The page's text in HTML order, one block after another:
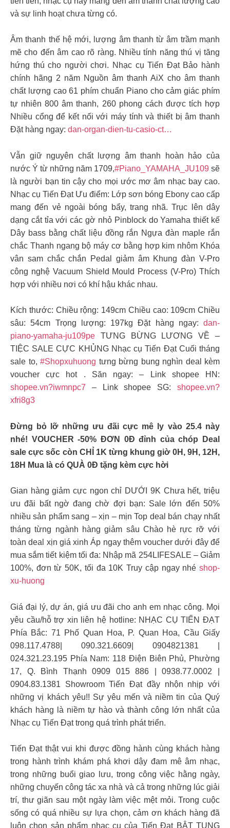
và sự linh hoạt chưa từng có.
Âm thanh thế hệ mới, lượng âm thanh từ âm trầm mạnh
mẽ cho đến âm cao rõ ràng. Nhiều tính năng thú vị tăng
hứng thú cho người chơi. Nhạc cụ Tiến Đạt Bảo hành
chính hãng 2 năm Nguồn âm thanh AiX cho âm thanh
chất lượng cao 61 phím chuẩn Piano cho cảm giác phím
tự nhiên 800 âm thanh, 260 phong cách được tích hợp
Nhiều cổng để kết nối với máy tính và thiết bị âm thanh
Đặt hàng ngay: dan-organ-dien-tu-casio-ct…
Vẫn giữ nguyên chất lượng âm thanh hoàn hảo của
nước Ý từ những năm 1709,#Piano_YAMAHA_JU109 sẽ
là người bạn tin cậy cho mọi ước mơ âm nhạc bay cao.
Nhạc cụ Tiến Đạt Ưu điểm: Lớp sơn bóng Ebony cao cấp
mang đến vẻ ngoài bóng bẩy, trang nhã. Trục lên dây
dạng cắt tỉa với các gờ nhỏ Pinblock do Yamaha thiết kế
Dây bass bằng chất liệu đồng rắn Ngựa đàn maple rắn
chắc Thanh ngang bộ máy cơ bằng hợp kim nhôm Khóa
vân sam chắc chắn Pedal giảm âm Khung đàn V-Pro
công nghệ Vacuum Shield Mould Process (V-Pro) Thích
hợp với nhiều nơi có khí hậu khác nhau.
Kích thước: Chiều rộng: 149cm Chiều cao: 109cm Chiều
sâu: 54cm Trọng lượng: 197kg Đặt hàng ngay: dan-
piano-yamaha-ju109pe TƯNG BỪNG LƯƠNG VỀ –
TIỆC SALE CỰC KHỦNG Nhạc cụ Tiến Đạt Cuối tháng
sale to, #Shopxuhuong tưng bừng bung nghìn deal kèm
voucher cực hot . Săn ngay: – Link shopee HN:
shopee.vn?iwmnpc7 – Link shopee SG: shopee.vn?
xfri8g3
Đừng bỏ lỡ những ưu đãi cực mê ly vào 25.4 này
nhé! VOUCHER -50% ĐƠN 0Đ đỉnh của chóp Deal
sale cực sốc còn CHỈ 1K từng khung giờ 0H, 9H, 12H,
18H Mua là có QUÀ 0Đ tặng kèm cực hời
Gian hàng giảm cực ngon chỉ DƯỚI 9K Chưa hết, triệu
ưu đãi bất ngờ đang chờ đợi bạn: Sale lớn đến 50%
nhiều sản phẩm sang – xịn – mịn Top deal bán chạy nhất
tháng từng ngành hàng giảm sâu Chào hè rực rỡ với
toàn deal xịn giá xinh Áp ngay thêm voucher dưới đây để
mua sắm tiết kiệm tối đa: Nhập mã 254LIFESALE – Giảm
100%, đơn từ 50K, tối đa 10K Truy cập ngay nhé shop-
xu-huong
Giá đại lý, dự án, giá ưu đãi cho anh em nhạc công. Mọi
yêu cầu/hỗ trợ xin liên hệ hotline: NHẠC CỤ TIẾN ĐẠT
Phía Bắc: 71 Phố Quan Hoa, P. Quan Hoa, Cầu Giấy
098.117.4788| 090.321.6609| 0904821381 |
024.321.23.195 Phía Nam: 118 Điện Biên Phủ, Phường
17, Q. Bình Thạnh 0909 015 886 | 0938.77.0002 |
0904.83.1381 Showroom Tiến Đạt đầy nhộn nhịp với
những vị khách yêu!! Sự yêu mến và niềm tin của Quý
khách hàng là niềm tự hào và thành công lớn nhất của
Nhạc cụ Tiến Đạt trong quá trình phát triển.
Tiến Đạt thật vui khi được đồng hành cùng khách hàng
trong hành trình khám phá khơi dậy đam mê âm nhạc,
trong những buổi giao lưu, trong công việc hằng ngày,
những chuyến công tác xa nhà và cả trong những lúc giải
trí, thư giãn sau một ngày làm việc mệt mỏi. Trong cuộc
sống có quá nhiều sự lựa chọn, cảm ơn khách hàng đã
luôn chọn sản phẩm nhạc cụ của Tiến Đạt BẬT TUNG